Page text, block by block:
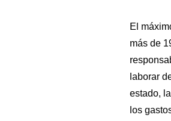
El
más de
laborar
estado,
los